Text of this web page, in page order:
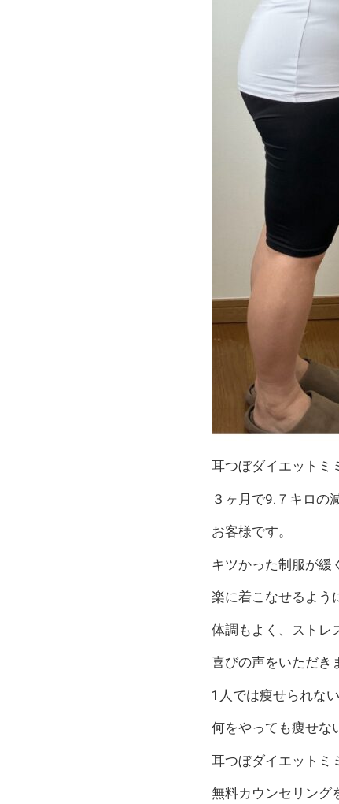
耳つぼダイエットミ
３ヶ月で9.７キロの
お客様です。
キツかった制服が緩
楽に着こなせるよう
体調もよく、ストレ
喜びの声をいただき
1人では痩せられない
何をやっても痩せな
耳つぼダイエットミ
無料カウンセリング